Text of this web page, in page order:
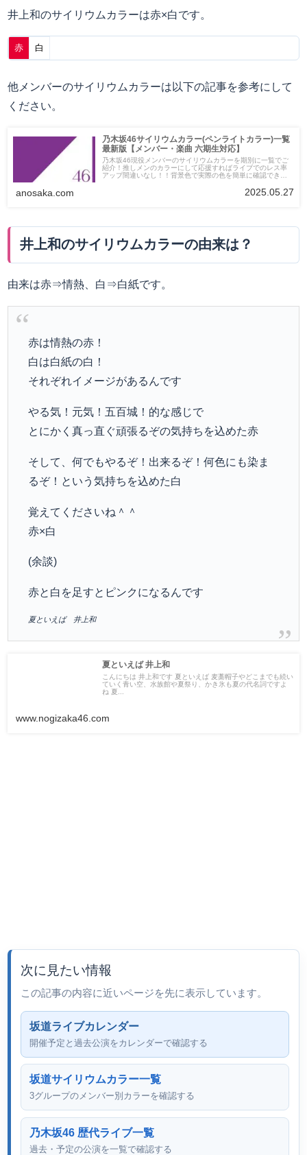
井上和のサイリウムカラーは赤×白です。
赤 白
他メンバーのサイリウムカラーは以下の記事を参考にして
ください。
乃木坂46サイリウムカラー(ペンライトカラー)一覧
最新版【メンバー・楽曲 六期生対応】
乃木坂46現役メンバーのサイリウムカラーを期別に一覧でご
紹介！推しメンのカラーにして応援すればライブでのレス率
アップ間違いなし！！背景色で実際の色を簡単に確認できま
anosaka.com 2025.05.27
井上和のサイリウムカラーの由来は？
由来は赤⇒情熱、白⇒白紙です。
赤は情熱の赤！
白は白紙の白！
それぞれイメージがあるんです
やる気！元気！五百城！的な感じで
とにかく真っ直ぐ頑張るぞの気持ちを込めた赤
そして、何でもやるぞ！出来るぞ！何色にも染ま
るぞ！という気持ちを込めた白
覚えてくださいね＾＾
赤×白
(余談)
赤と白を足すとピンクになるんです
夏といえば 井上和
夏といえば 井上和
こんにちは 井上和です 夏といえば 麦藁帽子やどこまでも続い
ていく青い空、水族館や夏祭り、かき氷も夏の代名詞ですよ
ね 夏...
www.nogizaka46.com
次に見たい情報
この記事の内容に近いページを先に表示しています。
坂道ライブカレンダー
開催予定と過去公演をカレンダーで確認する
坂道サイリウムカラー一覧
3グループのメンバー別カラーを確認する
乃木坂46 歴代ライブ一覧
過去・予定の公演を一覧で確認する